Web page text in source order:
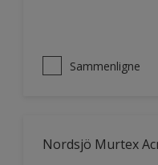
Sammenligne
Nordsjö Murtex